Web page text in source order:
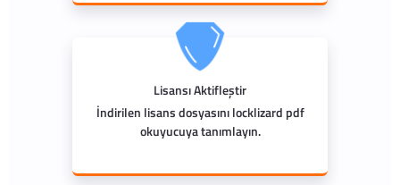
Lisansı Aktifleştir
İndirilen lisans dosyasını locklizard pdf
okuyucuya tanımlayın.